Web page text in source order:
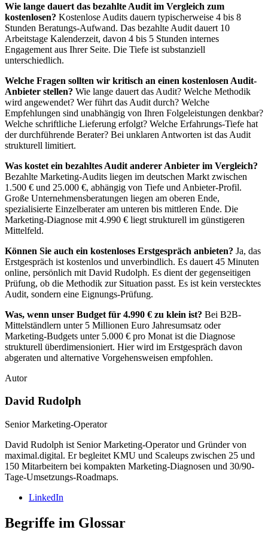
Wie lange dauert das bezahlte Audit im Vergleich zum
kostenlosen? Kostenlose Audits dauern typischerweise 4 bis 8
Stunden Beratungs-Aufwand. Das bezahlte Audit dauert 10
Arbeitstage Kalenderzeit, davon 4 bis 5 Stunden internes
Engagement aus Ihrer Seite. Die Tiefe ist substanziell
unterschiedlich.
Welche Fragen sollten wir kritisch an einen kostenlosen Audit-
Anbieter stellen? Wie lange dauert das Audit? Welche Methodik
wird angewendet? Wer führt das Audit durch? Welche
Empfehlungen sind unabhängig von Ihren Folgeleistungen denkbar?
Welche schriftliche Lieferung erfolgt? Welche Erfahrungs-Tiefe hat
der durchführende Berater? Bei unklaren Antworten ist das Audit
strukturell limitiert.
Was kostet ein bezahltes Audit anderer Anbieter im Vergleich?
Bezahlte Marketing-Audits liegen im deutschen Markt zwischen
1.500 € und 25.000 €, abhängig von Tiefe und Anbieter-Profil.
Große Unternehmensberatungen liegen am oberen Ende,
spezialisierte Einzelberater am unteren bis mittleren Ende. Die
Marketing-Diagnose mit 4.990 € liegt strukturell im günstigeren
Mittelfeld.
Können Sie auch ein kostenloses Erstgespräch anbieten? Ja, das
Erstgespräch ist kostenlos und unverbindlich. Es dauert 45 Minuten
online, persönlich mit David Rudolph. Es dient der gegenseitigen
Prüfung, ob die Methodik zur Situation passt. Es ist kein verstecktes
Audit, sondern eine Eignungs-Prüfung.
Was, wenn unser Budget für 4.990 € zu klein ist? Bei B2B-
Mittelständlern unter 5 Millionen Euro Jahresumsatz oder
Marketing-Budgets unter 5.000 € pro Monat ist die Diagnose
strukturell überdimensioniert. Hier wird im Erstgespräch davon
abgeraten und alternative Vorgehensweisen empfohlen.
Autor
David Rudolph
Senior Marketing-Operator
David Rudolph ist Senior Marketing-Operator und Gründer von
maximal.digital. Er begleitet KMU und Scaleups zwischen 25 und
150 Mitarbeitern bei kompakten Marketing-Diagnosen und 30/90-
Tage-Umsetzungs-Roadmaps.
LinkedIn
Begriffe im Glossar